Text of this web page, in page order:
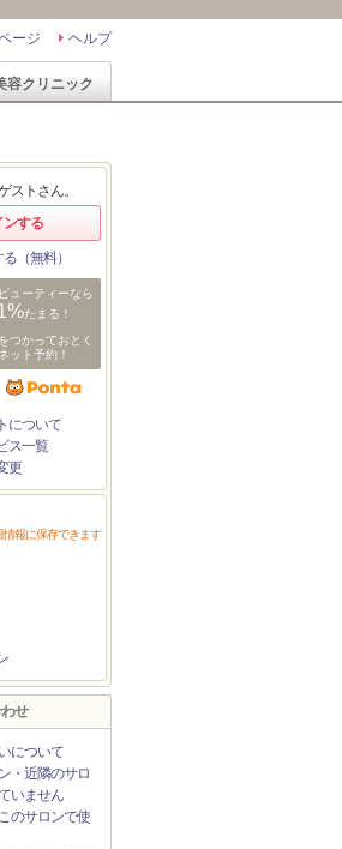
ヘルプ
ージ
容クリニック
ストさん。
ンする
（無料）
ューティーなら
たまる！
つかっておとく
ット予約！
について
ス一覧
更
情報に保存できます
せ
について
・近隣のサロ
いません
のサロンで使